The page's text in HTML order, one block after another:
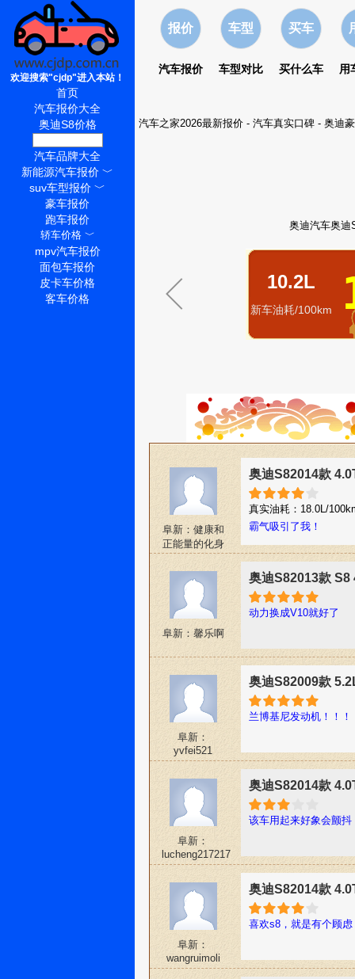
报价
汽车报价
车型
车型对比
买车
买什么车 用
汽车之家2026最新报价 - 汽车真实口碑 - 奥迪
奥迪汽车奥迪
10.2L
新车油耗/100km
阜新：健康和
正能量的化身
2
奥迪S82014款
真实油耗：18.0L/
霸气吸引了我！
阜新：馨乐啊
奥迪S82013款
动力换成V10就好了
阜新：
yvfei521
奥迪S82009款
兰博基尼发动机！！！
阜新：
lucheng217217
奥迪S82014款
该车用起来好象会颤
阜新：
wangruimoli
奥迪S82014款
喜欢s8，就是有个顾
欢迎搜索"cjdp"进入本站！
首页
汽车报价大全
奥迪S8价格
汽车品牌大全
新能源汽车报价 ﹀
suv车型报价 ﹀
豪车报价
跑车报价
轿车价格﹀
mpv汽车报价
面包车报价
皮卡车价格
客车价格